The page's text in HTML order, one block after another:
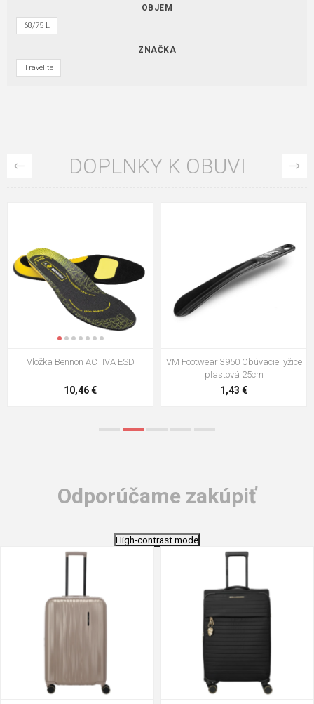
OBJEM
68/75 L
ZNAČKA
Travelite
DOPLNKY K OBUVI
VM Footwear 3009 Vkladacia
5,21 €
VM Footwear 3102 Šnúrky ploché
0,79 €
Odporúčame zakúpiť
High-contrast mode